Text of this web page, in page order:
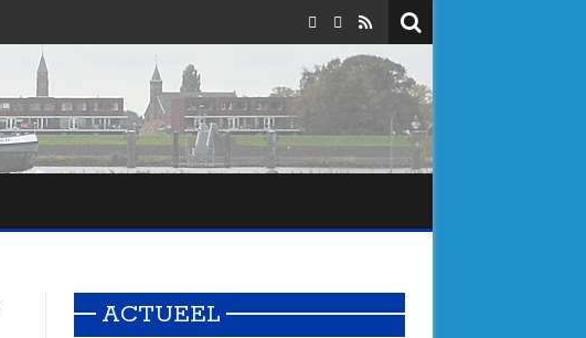
ACTUEEL